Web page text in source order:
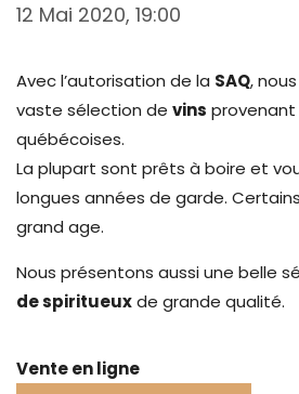
12 Mai 2020, 19:00
Avec l’autorisation de la SAQ,
vaste sélection de vins
québécoises.
La plupart sont prêts à boire et
longues années de garde.
grand age.
Nous présentons aussi une belle
de spiritueuxde grande qualité.
Vente en ligne